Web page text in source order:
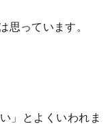
思っています。
」とよくいわれま